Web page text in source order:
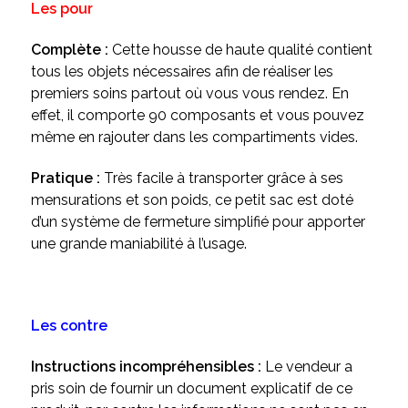
Les pour
Complète : Cette housse de haute qualité contient
tous les objets nécessaires afin de réaliser les
premiers soins partout où vous vous rendez. En
effet, il comporte 90 composants et vous pouvez
même en rajouter dans les compartiments vides.
Pratique : Très facile à transporter grâce à ses
mensurations et son poids, ce petit sac est doté
d’un système de fermeture simplifié pour apporter
une grande maniabilité à l’usage.
Les contre
Instructions incompréhensibles : Le vendeur a
pris soin de fournir un document explicatif de ce